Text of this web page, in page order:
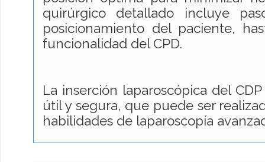
quirúrgico detallado incluye
posicionamiento del paciente,
funcionalidad del CPD.
La inserción laparoscópica del
útil y segura, que puede ser
habilidades de laparoscopía